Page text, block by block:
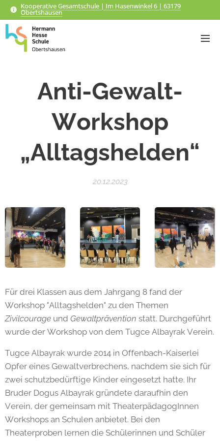
Kooperative Gesamtschule | Im Hasenwinkel 6 | 63179
Obertshausen
Anti-Gewalt-
Workshop
„Alltagshelden“
20.12.2023
Für drei Klassen aus dem Jahrgang 8 fand der
Workshop "Alltagshelden" zu den Themen
Zivilcourage und Gewaltprävention statt. Durchgeführt
wurde der Workshop von dem Tugce Albayrak Verein.
Tugce Albayrak wurde 2014 in Offenbach-Kaiserlei
Opfer eines Gewaltverbrechens, nachdem sie sich für
zwei schutzbedürftige Kinder eingesetzt hatte. Ihr
Bruder Dogus Albayrak gründete daraufhin den
Verein, der gemeinsam mit TheaterpädagogInnen
Workshops an Schulen anbietet. Bei den
Theaterproben lernen die Schülerinnen und Schüler